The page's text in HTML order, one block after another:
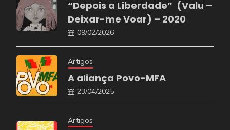
“Depois a Liberdade” (Valu –
Deixar-me Voar) – 2020
09/02/2026
Artigos
A aliança Povo-MFA
23/04/2025
Artigos